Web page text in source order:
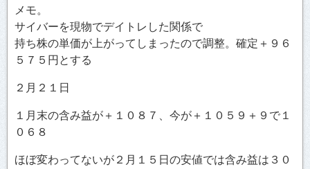
メモ。
サイバーを現物でデイトレした関係で
持ち株の単価が上がってしまったので調整。確定＋９６
５７５円とする
２月２１日
１月末の含み益が＋１０８７、今が＋１０５９＋９で１
０６８
ほぼ変わってないが２月１５日の安値では含み益は３０